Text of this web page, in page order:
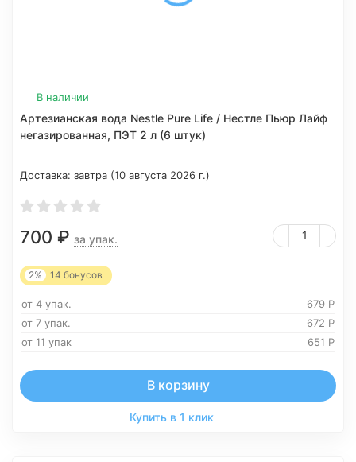
В наличии
Артезианская вода Nestle Pure Life / Нестле Пьюр Лайф
негазированная, ПЭТ 2 л (6 штук)
Доставка: завтра (10 августа 2026 г.)
700 ₽ за упак.
2% 14 бонусов
от 4 упак. 679 Р
от 7 упак.
672 Р
от 11 упак
651 Р
В корзину
Купить в 1 клик